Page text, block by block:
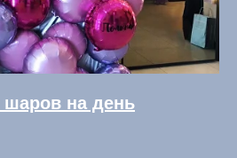
шаров на день